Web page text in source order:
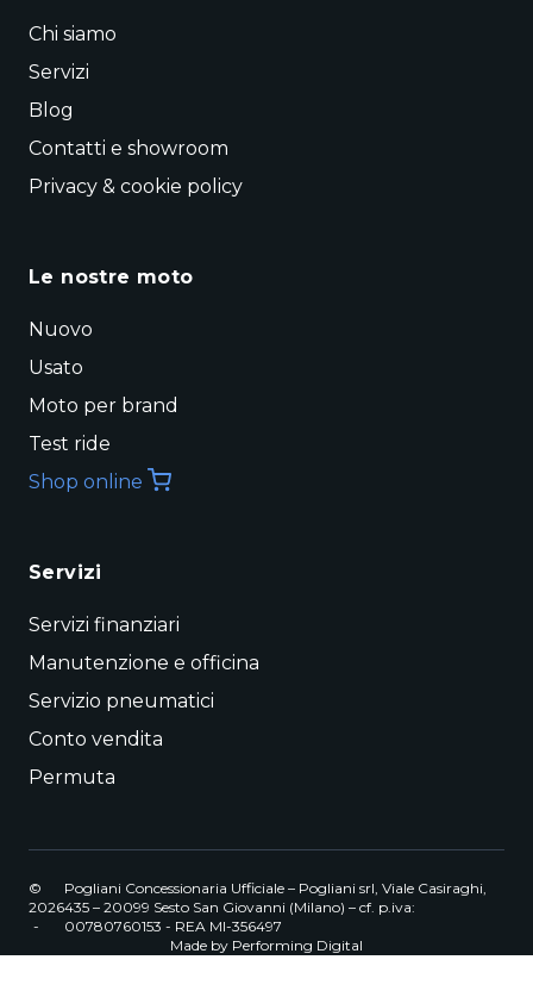
Chi siamo
Servizi
Blog
Contatti e showroom
Privacy & cookie policy
Le nostre moto
Nuovo
Usato
Moto per brand
Test ride
Shop online
Servizi
Servizi finanziari
Manutenzione e officina
Servizio pneumatici
Conto vendita
Permuta
©
2026
-
Pogliani Concessionaria Ufficiale – Pogliani srl, Viale Casiraghi,
435 – 20099 Sesto San Giovanni (Milano) – cf. p.iva:
00780760153 - REA MI-356497
Made by Performing Digital